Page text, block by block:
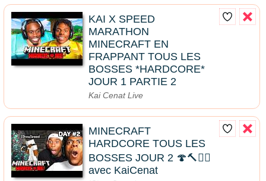
KAI X SPEED
MARATHON
MINECRAFT EN
FRAPPANT TOUS LES
BOSSES *HARDCORE*
JOUR 1 PARTIE 2
Kai Cenat Live
MINECRAFT
HARDCORE TOUS LES
BOSSES JOUR 2 🍄🔨🧟‍♂️
avec KaiCenat